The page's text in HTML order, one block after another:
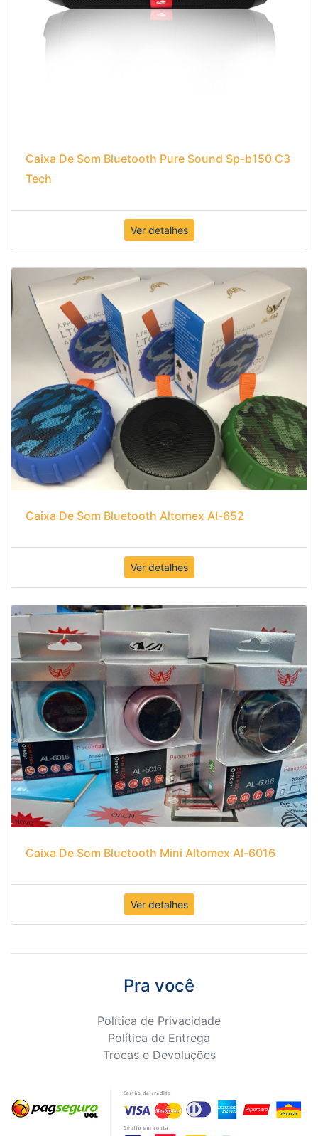
Caixa De Som Bluetooth Pure Sound Sp-b150 C3
Tech
Ver detalhes
Caixa De Som Bluetooth Altomex Al-652
Ver detalhes
Caixa De Som Bluetooth Mini Altomex Al-6016
Ver detalhes
Pra você
Política de Privacidade
Política de Entrega
Trocas e Devoluções